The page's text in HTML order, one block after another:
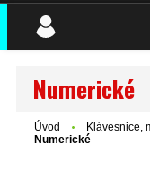
Numerické
Úvod Klávesnice,
Numerické